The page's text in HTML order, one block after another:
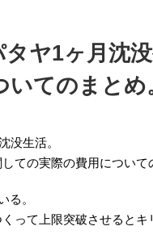
ヤ1ヶ月沈
てのまとめ
没生活。
ての実際の費用について
る。
って上限突破させると